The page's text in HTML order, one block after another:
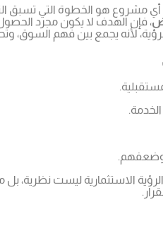
مشروع هو الخطوة التي تسبق
، فإن الهدف لا يكون مجرد
لأنه يجمع بين فهم السوق،
وضعفهم.
الاستثمارية ليست نظرية،